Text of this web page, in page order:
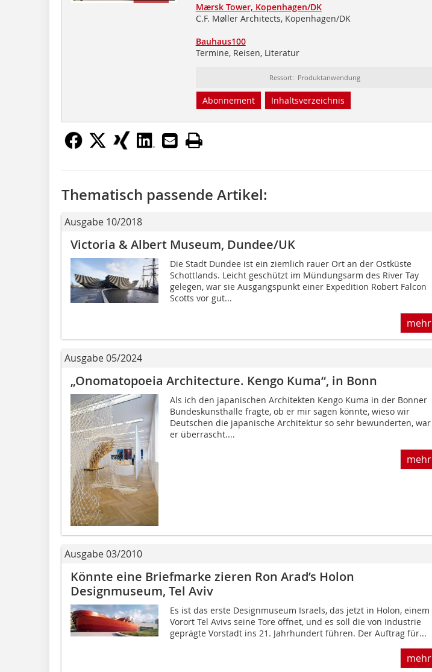
Mærsk Tower, Kopenhagen/DK
C.F. Møller Architects, Kopenhagen/DK
Bauhaus100
Termine, Reisen, Literatur
Ressort: Produktanwendung
Abonnement Inhaltsverzeichnis
Thematisch passende Artikel:
Ausgabe 10/2018
Victoria & Albert Museum, Dundee/UK
Die Stadt Dundee ist ein ziemlich rauer Ort an der Ostküste
Schottlands. Leicht geschützt im Mündungsarm des River Tay
gelegen, war sie Ausgangspunkt einer Expedition Robert Falcon
Scotts vor gut...
mehr
Ausgabe 05/2024
„Onomatopoeia Architecture. Kengo Kuma“, in Bonn
Als ich den japanischen Architekten Kengo Kuma in der Bonner
Bundeskunsthalle fragte, ob er mir sagen könnte, wieso wir
Deutschen die japanische Architektur so sehr bewunderten, war
er überrascht....
mehr
Ausgabe 03/2010
Könnte eine Briefmarke zieren Ron Arad’s Holon
Designmuseum, Tel Aviv
Es ist das erste Designmuseum Israels, das jetzt in Holon, einem
Vorort Tel Avivs seine Tore öffnet, und es soll die von Industrie
geprägte Vorstadt ins 21. Jahrhundert führen. Der Auftrag für...
mehr